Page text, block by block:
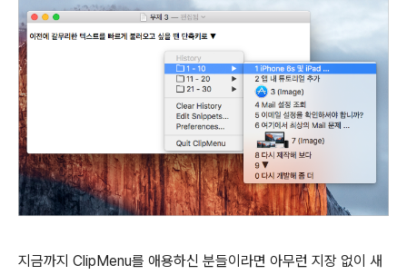
지금까지 ClipMenu를 애용하신 분들이라면 아무런 지장 없이 새